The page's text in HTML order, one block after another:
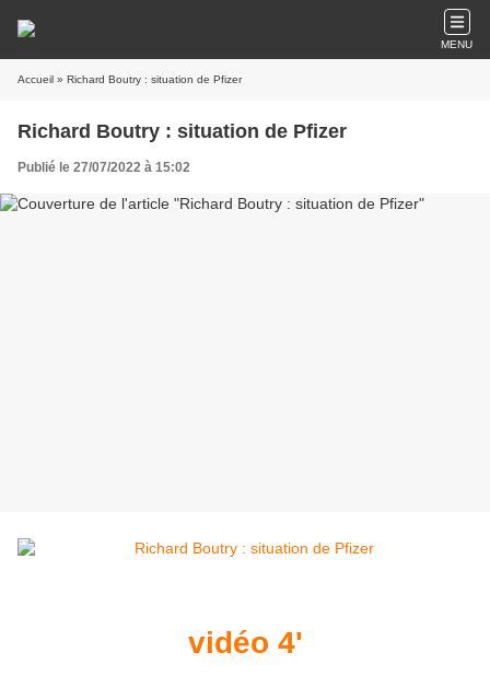
MENU
Accueil » Richard Boutry : situation de Pfizer
Richard Boutry : situation de Pfizer
Publié le 27/07/2022 à 15:02
vidéo 4'